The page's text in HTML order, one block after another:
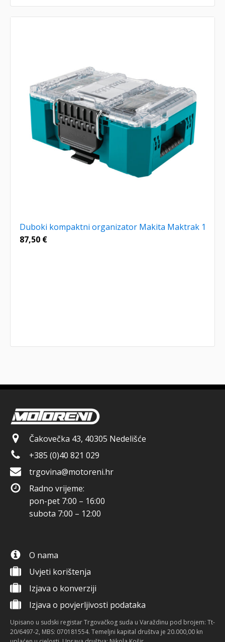
Duboki kompaktni organizator Makita Maktrak 1
87,50 €
Čakovečka 43, 40305 Nedelišće
+385 (0)40 821 029
trgovina@motoreni.hr
Radno vrijeme:
pon-pet 7:00 – 16:00
subota 7:00 – 12:00
O nama
Uvjeti korištenja
Izjava o konverziji
Izjava o povjerljivosti podataka
Upisano u sudski registar Trgovačkog suda u Varaždinu pod brojem: Tt-
20/6497-2, MBS: 070181554. Temeljni kapital društva je 20.000,00 kn